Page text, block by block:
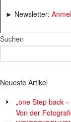
► Newsletter:
Suchen
Neueste Artikel
„one Step back
Von der